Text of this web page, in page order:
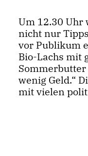
Um 12.30 Uhr
nicht nur
vor Publikum
Bio-Lachs mit
wenig Geld.“
mit vielen